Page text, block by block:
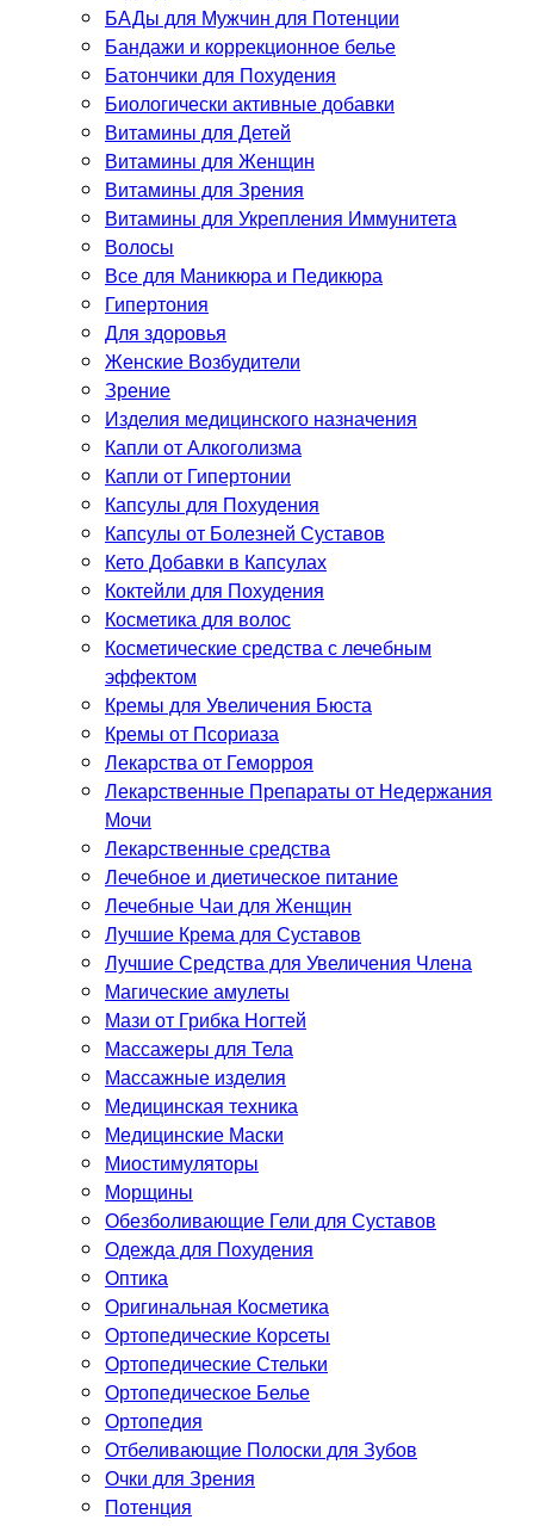
БАДы для Мужчин для Потенции
Бандажи и коррекционное белье
Батончики для Похудения
Биологически активные добавки
Витамины для Детей
Витамины для Женщин
Витамины для Зрения
Витамины для Укрепления Иммунитета
Волосы
Все для Маникюра и Педикюра
Гипертония
Для здоровья
Женские Возбудители
Зрение
Изделия медицинского назначения
Капли от Алкоголизма
Капли от Гипертонии
Капсулы для Похудения
Капсулы от Болезней Суставов
Кето Добавки в Капсулах
Коктейли для Похудения
Косметика для волос
Косметические средства с лечебным
эффектом
Кремы для Увеличения Бюста
Кремы от Псориаза
Лекарства от Геморроя
Лекарственные Препараты от Недержания
Мочи
Лекарственные средства
Лечебное и диетическое питание
Лечебные Чаи для Женщин
Лучшие Крема для Суставов
Лучшие Средства для Увеличения Члена
Магические амулеты
Мази от Грибка Ногтей
Массажеры для Тела
Массажные изделия
Медицинская техника
Медицинские Маски
Миостимуляторы
Морщины
Обезболивающие Гели для Суставов
Одежда для Похудения
Оптика
Оригинальная Косметика
Ортопедические Корсеты
Ортопедические Стельки
Ортопедическое Белье
Ортопедия
Отбеливающие Полоски для Зубов
Очки для Зрения
Потенция